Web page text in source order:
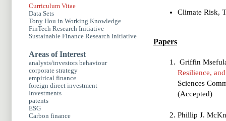
Curriculum Vitae
Data Sets
Tony Hou in Working Knowledge
FinTech Research Initiative
Sustainable Finance Research Initiative
Areas of Interest
analysts/investors behaviour
corporate strategy
empirical finance
foreign direct investment
Investments
patents
ESG
Carbon finance
Climate Risk,
Papers
Griffin
Resilience,
Sciences
(Accepted)
Phillip J.